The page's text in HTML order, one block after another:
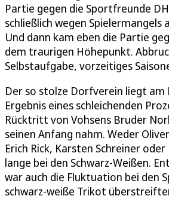
Partie gegen die Sportfreunde
schließlich wegen Spielermangels
Und dann kam eben die Partie
dem traurigen Höhepunkt.
Selbstaufgabe, vorzeitiges
Der so stolze Dorfverein liegt am
Ergebnis eines schleichenden
Rücktritt von Vohsens Bruder
seinen Anfang nahm. Weder
Erich Rick, Karsten Schreiner
lange bei den Schwarz-Weißen.
war auch die Fluktuation bei den
schwarz-weiße Trikot